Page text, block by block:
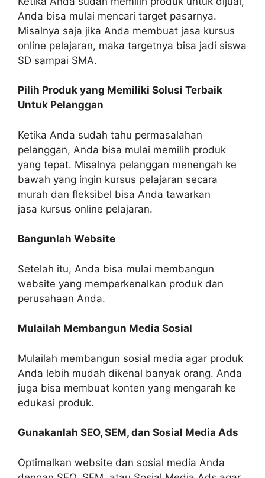
Anda bisa mulai mencari target pasarnya.
Misalnya saja jika Anda membuat jasa kursus
online pelajaran, maka targetnya bisa jadi siswa
SD sampai SMA.
Pilih Produk yang Memiliki Solusi Terbaik
Untuk Pelanggan
Ketika Anda sudah tahu permasalahan
pelanggan, Anda bisa mulai memilih produk
yang tepat. Misalnya pelanggan menengah ke
bawah yang ingin kursus pelajaran secara
murah dan fleksibel bisa Anda tawarkan
jasa kursus online pelajaran.
Bangunlah Website
Setelah itu, Anda bisa mulai membangun
website yang memperkenalkan produk dan
perusahaan Anda.
Mulailah Membangun Media Sosial
Mulailah membangun sosial media agar produk
Anda lebih mudah dikenal banyak orang. Anda
juga bisa membuat konten yang mengarah ke
edukasi produk.
Gunakanlah SEO, SEM, dan Sosial Media Ads
Optimalkan website dan sosial media Anda